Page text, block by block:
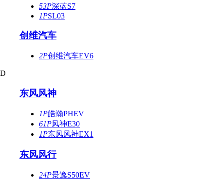
53P深蓝S7
1PSL03
创维汽车
2P创维汽车EV6
D
东风风神
1P皓瀚PHEV
61P风神E30
1P东风风神EX1
东风风行
24P景逸S50EV